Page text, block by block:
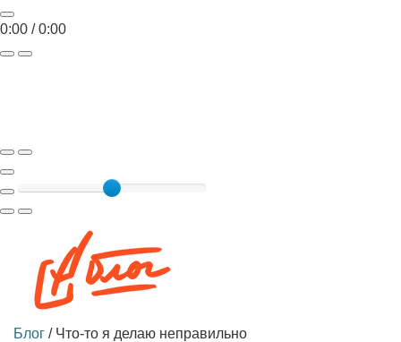
0:00 /0:00
Блог / Что-то я делаю неправильно